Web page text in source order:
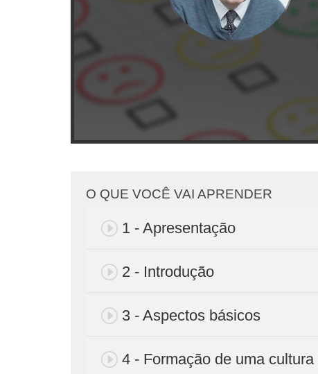
O QUE VOCÊ VAI APRENDER
1 - Apresentação
2 - Introdução
3 - Aspectos básicos
4 - Formação de uma